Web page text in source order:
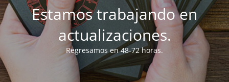
Estamos trabajando en
actualizaciones.
Regresamos en 48-72 horas.